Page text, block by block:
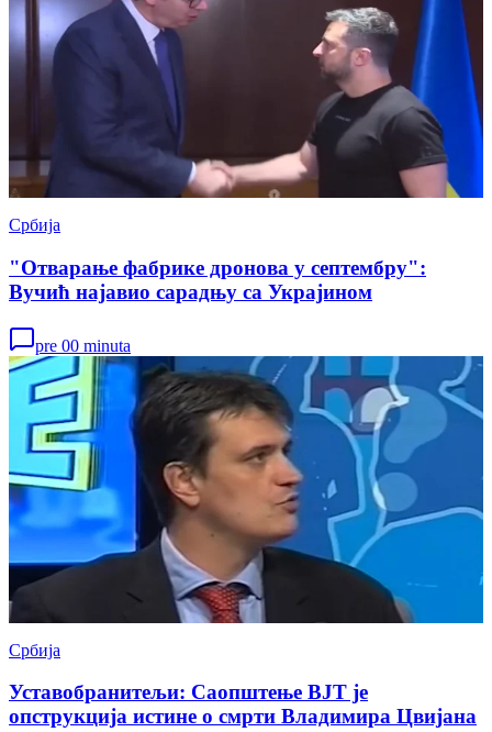
Србија
"Отварање фабрике дронова у септембру":
Вучић најавио сарадњу са Украјином
pre 00 minuta
Србија
Уставобранитељи: Саопштење ВЈТ је
опструкција истине о смрти Владимира Цвијана